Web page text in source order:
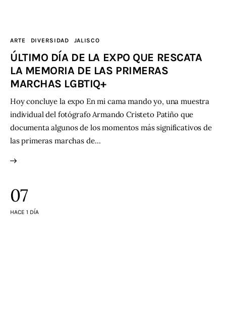
ARTE DIVERSIDAD JALISCO
ÚLTIMO DÍA DE LA EXPO QUE RESCATA
LA MEMORIA DE LAS PRIMERAS
MARCHAS LGBTIQ+
Hoy concluye la expo En mi cama mando yo, una muestra
individual del fotógrafo Armando Cristeto Patiño que
documenta algunos de los momentos más significativos de
las primeras marchas de…
07
HACE 1 DÍA